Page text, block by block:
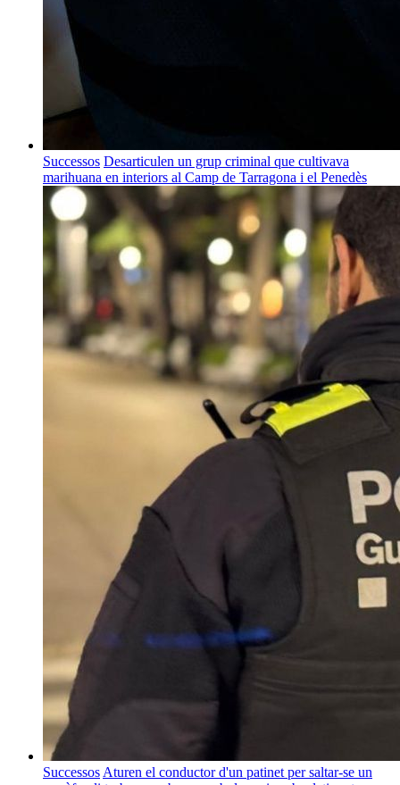
Successos Desarticulen un grup criminal que cultivava
marihuana en interiors al Camp de Tarragona i el Penedès
Successos Aturen el conductor d'un patinet per saltar-se un